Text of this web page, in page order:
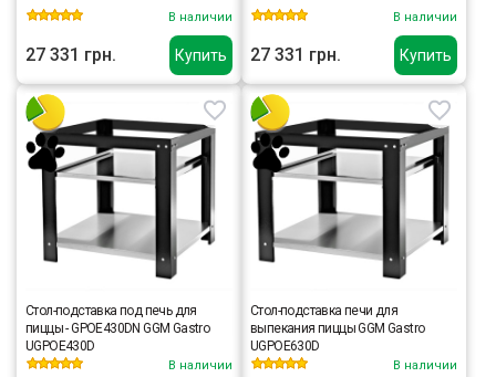
Купить
В наличии
27 331 грн. Купить
В наличии
27 331 грн.
Стол-подставка под печь для
пиццы - GPOE430DN GGM Gastro
UGPOE430D
В наличии
Стол-подставка печи для
выпекания пиццы GGM Gastro
UGPOE630D
В наличии